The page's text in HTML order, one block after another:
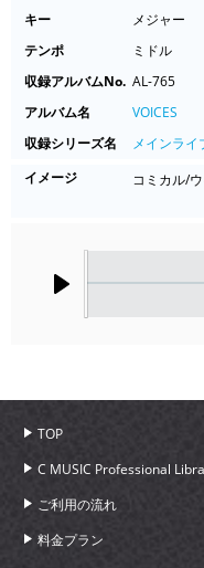
キー
メジャー
テンポ
ミドル
収録アルバムNo. AL-765
アルバム名
VOICES
収録シリーズ名
メインライ
イメージ
コミカル/
TOP
C MUSIC Professional
ご利用の流れ
料金プラン